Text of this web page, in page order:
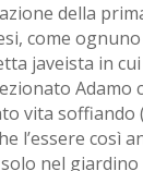
della
come
javeista in
Adamo
vita soffiando
l’essere così
nel giardino